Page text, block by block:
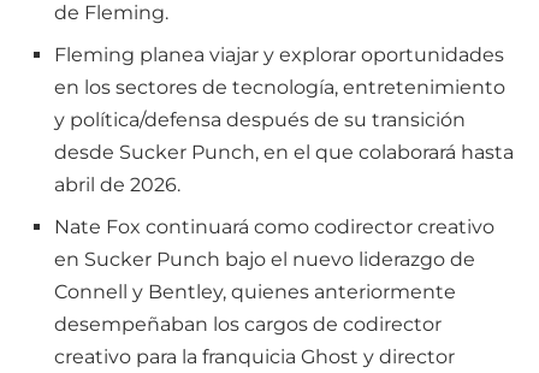
de Fleming.
Fleming planea viajar y explorar oportunidades
en los sectores de tecnología, entretenimiento
y política/defensa después de su transición
desde Sucker Punch, en el que colaborará hasta
abril de 2026.
Nate Fox continuará como codirector creativo
en Sucker Punch bajo el nuevo liderazgo de
Connell y Bentley, quienes anteriormente
desempeñaban los cargos de codirector
creativo para la franquicia Ghost y director